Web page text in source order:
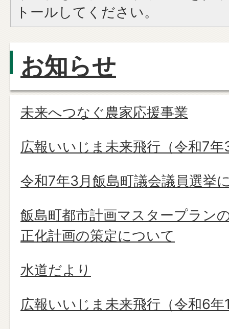
トールしてください。
お知らせ
未来へつなぐ農家応援事業
広報いいじま未来飛行（令和7年
令和7年3月飯島町議会議員選挙
飯島町都市計画マスタープラン
正化計画の策定について
水道だより
広報いいじま未来飛行（令和6年